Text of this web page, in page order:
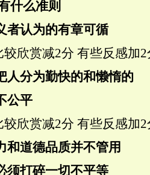
什么准则
者认为的有章可循
较欣赏减2分 有些反感加2
人分为勤快的和懒惰的
公平
较欣赏减2分 有些反感加2
和道德品质并不管用
须打碎一切不平等